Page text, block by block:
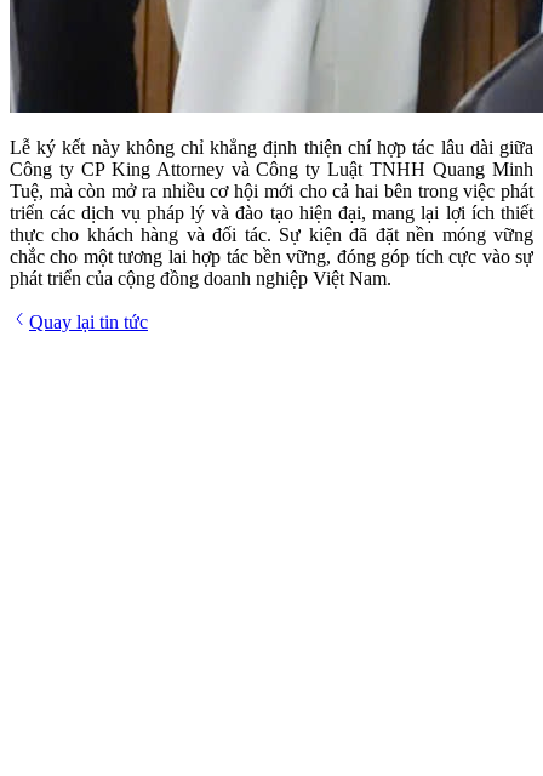
Lễ ký kết này không chỉ khẳng định thiện chí hợp tác lâu dài giữa
Công ty CP King Attorney và Công ty Luật TNHH Quang Minh
Tuệ, mà còn mở ra nhiều cơ hội mới cho cả hai bên trong việc phát
triển các dịch vụ pháp lý và đào tạo hiện đại, mang lại lợi ích thiết
thực cho khách hàng và đối tác. Sự kiện đã đặt nền móng vững
chắc cho một tương lai hợp tác bền vững, đóng góp tích cực vào sự
phát triển của cộng đồng doanh nghiệp Việt Nam.
Quay lại tin tức